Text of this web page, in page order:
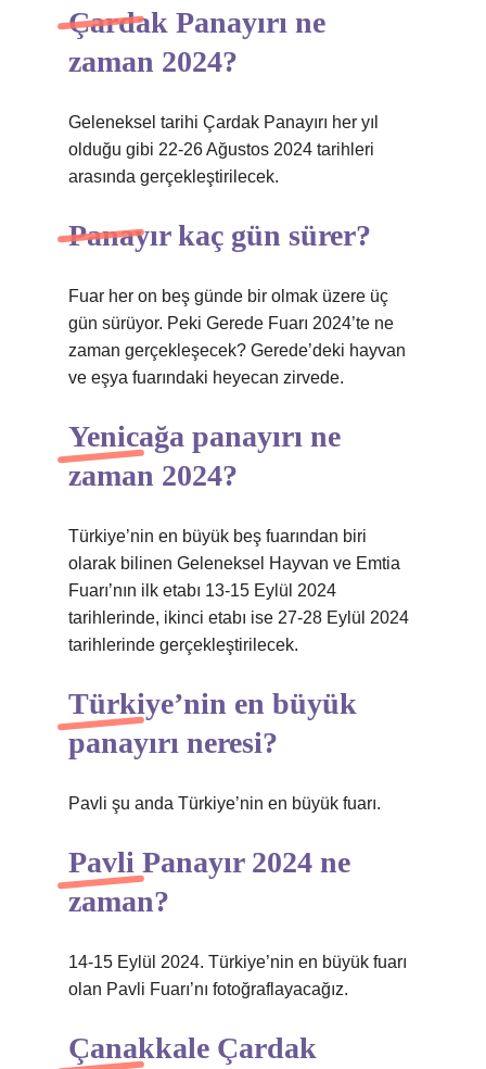
Çardak Panayırı ne
zaman 2024?
Geleneksel tarihi Çardak Panayırı her yıl
olduğu gibi 22-26 Ağustos 2024 tarihleri ​​
arasında gerçekleştirilecek.
Panayır kaç gün sürer?
Fuar her on beş günde bir olmak üzere üç
gün sürüyor. Peki Gerede Fuarı 2024’te ne
zaman gerçekleşecek? Gerede’deki hayvan
ve eşya fuarındaki heyecan zirvede.
Yenicağa panayırı ne
zaman 2024?
Türkiye’nin en büyük beş fuarından biri
olarak bilinen Geleneksel Hayvan ve Emtia
Fuarı’nın ilk etabı 13-15 Eylül 2024
tarihlerinde, ikinci etabı ise 27-28 Eylül 2024
tarihlerinde gerçekleştirilecek.
Türkiye’nin en büyük
panayırı neresi?
Pavli şu anda Türkiye’nin en büyük fuarı.
Pavli Panayır 2024 ne
zaman?
14-15 Eylül 2024. Türkiye’nin en büyük fuarı
olan Pavli Fuarı’nı fotoğraflayacağız.
Çanakkale Çardak